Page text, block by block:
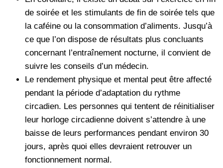
de soirée et les stimulants de fin de soirée tels que
la caféine ou la consommation d’aliments. Jusqu’à
ce que l’on dispose de résultats plus concluants
concernant l’entraînement nocturne, il convient de
suivre les conseils d’un médecin.
Le rendement physique et mental peut être affecté
pendant la période d’adaptation du rythme
circadien. Les personnes qui tentent de réinitialiser
leur horloge circadienne doivent s’attendre à une
baisse de leurs performances pendant environ 30
jours, après quoi elles devraient retrouver un
fonctionnement normal.